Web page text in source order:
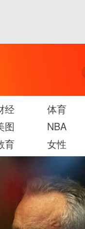
经 体育
图
NBA
育
女性